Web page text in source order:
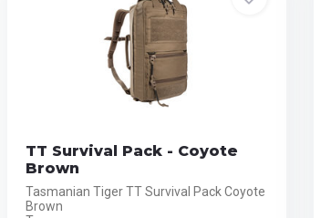
TT Survival Pack - Coyote
Brown
Tasmanian Tiger TT Survival Pack Coyote
Brown